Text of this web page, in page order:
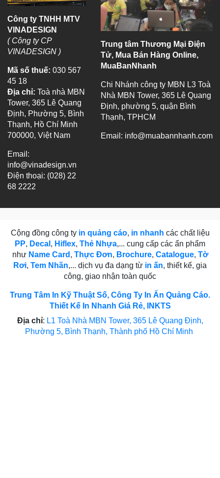
Công ty TNHH MTV
VINADESIGN
( Công ty CP
VINADESIGN )
Mã số thuế: 030 567
45 18
Địa chỉ: Toà nhà MBN
Tower, 365 Lê Quang
Định, Phường 5, Bình
Thạnh, Hồ Chí Minh
700000, Việt Nam
Email:
info@vinadesign.vn
Điện thoại: (028) 22
68 2222
Trung tâm Thương Mại Điện
Tử, Mua Bán Hàng Online,
MuaBanNhanh
Chi Nhánh công ty MBN L3 Toà
Nhà MBN Tower, 365 Lê Quang
Định, phường 5, quận Bình
Thạnh, TPHCM
Email: info@muabannhanh.com
Cộng đồng công ty in quảng cáo, in nhanh các chất liệu
PP, Decal , Hiflex, Thẻ Nhựa,... cung cấp các ẩn phẩm
như Name Card , Thực Đơn, Brochure, Catalogue, Tờ
Rơi, Tem Nhãn,... dịch vụ đa dạng từ in ấn, thiết kế, gia
công, giao nhận toàn quốc
Trung Tâm In Kỹ Thuật Số, Công Ty In Ấn Quảng Cáo.
Thiết Kế In Nhanh Giá Rẻ, INKTS
Địa chỉ: L1 Toà Nhà MBN Tower, 365 Lê Quang Định,
Phường 5, Bình Thạnh, Thành phố Hồ Chí Minh